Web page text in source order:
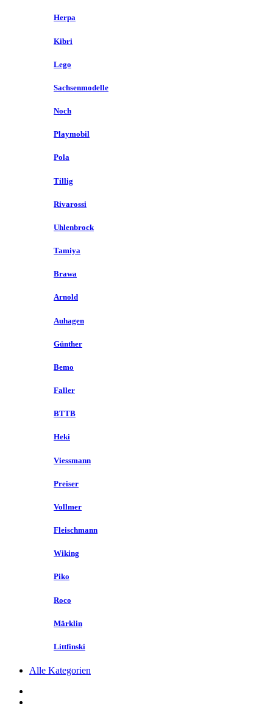
Herpa
Kibri
Lego
Sachsenmodelle
Noch
Playmobil
Pola
Tillig
Rivarossi
Uhlenbrock
Tamiya
Brawa
Arnold
Auhagen
Günther
Bemo
Faller
BTTB
Heki
Viessmann
Preiser
Vollmer
Fleischmann
Wiking
Piko
Roco
Märklin
Littfinski
Alle Kategorien